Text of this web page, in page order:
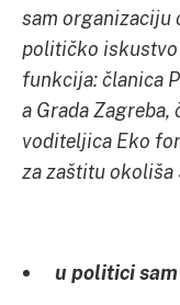
sam organizaciju
političko iskustvo
funkcija: članica
a Grada Zagreba,
voditeljica Eko
za zaštitu okoliša
u politici